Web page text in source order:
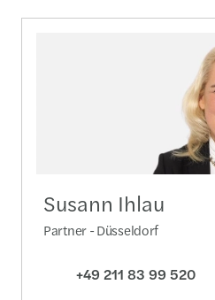
Susann Ihlau
Partner - Düsseldorf
+49 211 83 99 520